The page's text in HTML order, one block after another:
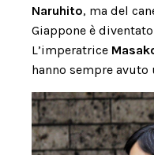
Naruhito, ma del
Giappone è
L’imperatrice
hanno sempre